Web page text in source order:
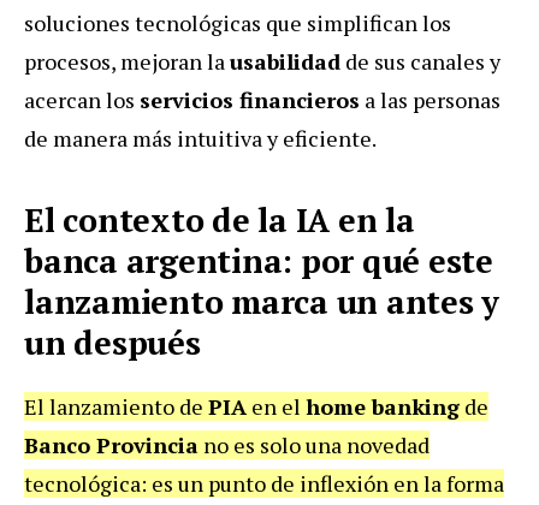
soluciones tecnológicas que simplifican los
procesos, mejoran lausabilidad de sus canales y
acercan los servicios financieros a las personas
de manera más intuitiva y eficiente.
El contexto de la IA en la
banca argentina: por qué este
lanzamiento marca un antes y
un después
El lanzamiento de PIA en el home banking de
Banco Provincia no es solo una novedad
tecnológica: es un punto de inflexión en la forma